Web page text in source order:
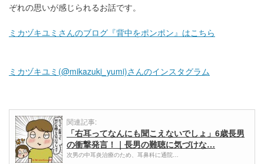
ぞれの思いが感じられるお話です。
ミカヅキユミさんのブログ『背中をポンポン』はこちら
ミカヅキユミ(@mikazuki_yumi)さんのインスタグラム
関連記事:
「右耳ってなんにも聞こえないでしょ」6歳長男
の衝撃発言！｜長男の難聴に気づけな…
次男の中耳炎治療のため、耳鼻科に通院…